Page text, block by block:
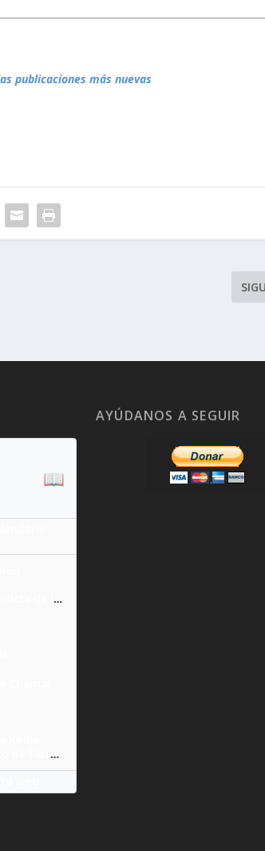
publicaciones más nuevas
📖
Santa Teresa Benedicta de la Cruz
Milagro eucarístico de Florencia
AYÚDANOS A SEGUIR